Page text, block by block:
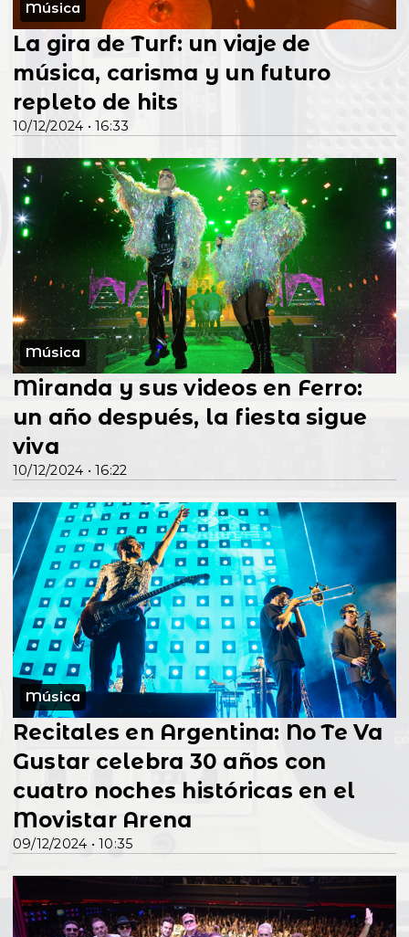
Música
10/12/2024 • 16:33
La gira de Turf: un viaje de
música, carisma y un futuro
repleto de hits
Música
10/12/2024 • 16:22
Miranda y sus videos en Ferro:
un año después, la fiesta sigue
viva
Música
09/12/2024 • 10:35
Recitales en Argentina: No Te Va
Gustar celebra 30 años con
cuatro noches históricas en el
Movistar Arena